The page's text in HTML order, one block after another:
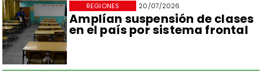
20/07/2026
Amplían suspensión de clases
en el país por sistema frontal
REGIONES